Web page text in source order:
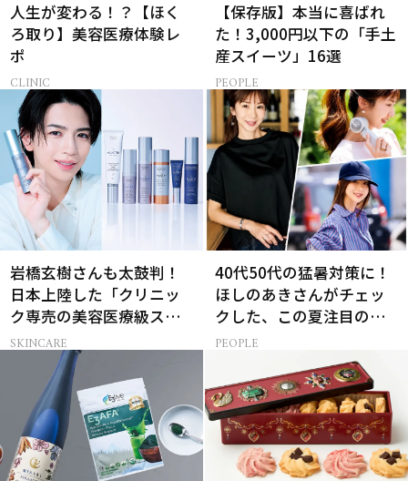
人生が変わる！？【ほく
ろ取り】美容医療体験レ
ポ
CLINIC
【保存版】本当に喜ばれ
た！3,000円以下の「手土
産スイーツ」16選
PEOPLE
岩橋玄樹さんも太鼓判！
日本上陸した「クリニッ
ク専売の美容医療級スキ
ンケア」
SKINCARE
40代50代の猛暑対策に！
ほしのあきさんがチェッ
クした、この夏注目の暑
さ対策グッズ3選
PEOPLE